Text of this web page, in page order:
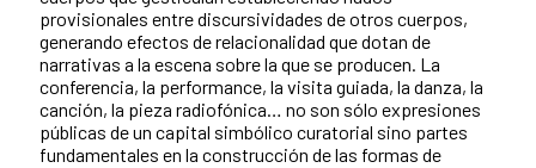
provisionales entre discursividades de otros cuerpos,
generando efectos de relacionalidad que dotan de
narrativas a la escena sobre la que se producen. La
conferencia, la performance, la visita guiada, la danza, la
canción, la pieza radiofónica… no son sólo expresiones
públicas de un capital simbólico curatorial sino partes
fundamentales en la construcción de las formas de